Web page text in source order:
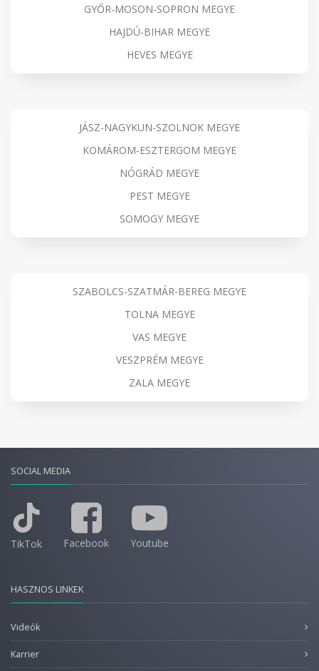
GYŐR-MOSON-SOPRON MEGYE
HAJDÚ-BIHAR MEGYE
HEVES MEGYE
JÁSZ-NAGYKUN-SZOLNOK MEGYE
KOMÁROM-ESZTERGOM MEGYE
NÓGRÁD MEGYE
PEST MEGYE
SOMOGY MEGYE
SZABOLCS-SZATMÁR-BEREG MEGYE
TOLNA MEGYE
VAS MEGYE
VESZPRÉM MEGYE
ZALA MEGYE
SOCIAL MEDIA
TikTok Facebook Youtube
HASZNOS LINKEK
Videók
Karrier